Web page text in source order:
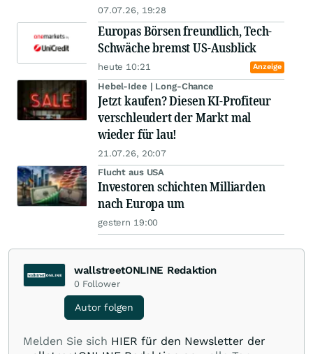
07.07.26, 19:28
Europas Börsen freundlich, Tech-
Schwäche bremst US-Ausblick
heute 10:21 Anzeige
Hebel-Idee | Long-Chance
Jetzt kaufen? Diesen KI-Profiteur
verschleudert der Markt mal
wieder für lau!
21.07.26, 20:07
Flucht aus USA
Investoren schichten Milliarden
nach Europa um
gestern 19:00
wallstreetONLINE Redaktion
0 Follower
Autor folgen
Melden Sie sich HIER für den Newsletter der